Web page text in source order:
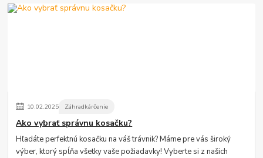
10.02.2025 Záhradkárčenie
Ako vybrať správnu kosačku?
Hľadáte perfektnú kosačku na váš trávnik? Máme pre vás široký
výber, ktorý spĺňa všetky vaše požiadavky! Vyberte si z našich